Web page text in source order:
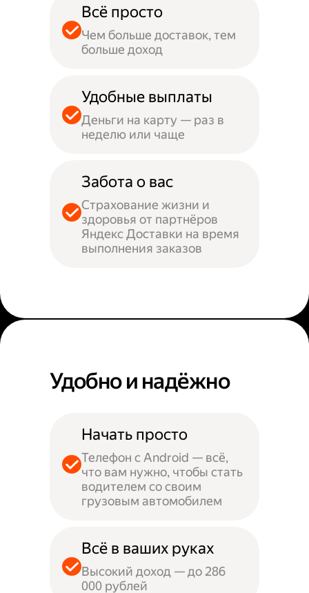
Всё просто
Чем больше доставок, тем
больше доход
Удобные выплаты
Деньги на карту — раз в
неделю или чаще
Забота о вас
Страхование жизни и
здоровья от партнёров
Яндекс Доставки на время
выполнения заказов
Удобно и надёжно
Начать просто
Телефон с Android — всё,
что вам нужно, чтобы стать
водителем со своим
грузовым автомобилем
Всё в ваших руках
Высокий доход — до 286
000 рублей